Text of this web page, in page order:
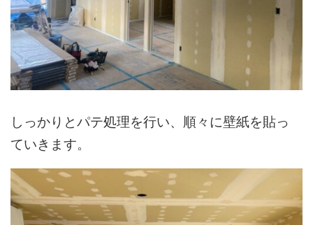
しっかりとパテ処理を行い、順々に壁紙を貼っ
ていきます。